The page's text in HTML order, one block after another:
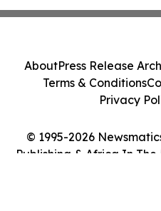
© 1995-2026
Publishing & Africa In The
AboutPress Release
Terms & Conditions
Privacy